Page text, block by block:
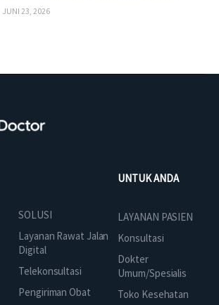
JUNI 23, 2026
SOLUSI
Layanan Rawat Jalan
Digital
Telekonsultasi
Pengiriman Obat
UNTUK ANDA
LAYANAN PASIEN
Konsultasi
Dokter
Umum/Spesialis
Toko Kesehatan